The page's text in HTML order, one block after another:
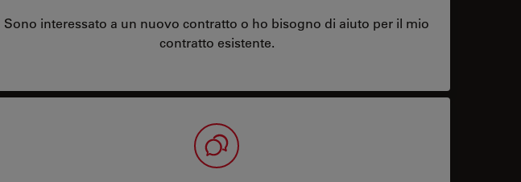
Sono interessato a un nuovo contratto o ho bisogno di aiuto per il mio
contratto esistente.